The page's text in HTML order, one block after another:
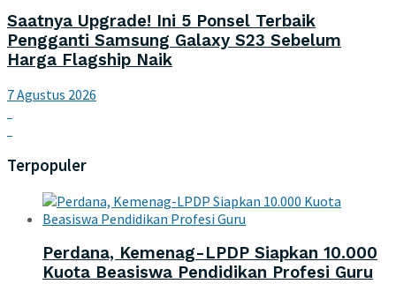
Saatnya Upgrade! Ini 5 Ponsel Terbaik
Pengganti Samsung Galaxy S23 Sebelum
Harga Flagship Naik
7 Agustus 2026
Terpopuler
Perdana, Kemenag-LPDP Siapkan 10.000
Kuota Beasiswa Pendidikan Profesi Guru